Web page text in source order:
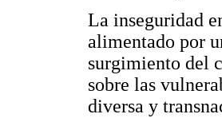
La inseguridad
alimentado por
surgimiento del
sobre las
diversa y